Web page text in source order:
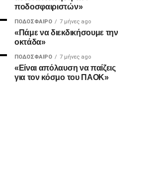
ποδοσφαιριστών»
ΠΟΔΌΣΦΑΙΡΟ 7 μήνες ago
«Πάμε να διεκδικήσουμε την
οκτάδα»
ΠΟΔΌΣΦΑΙΡΟ 7 μήνες ago
«Είναι απόλαυση να παίζεις
για τον κόσμο του ΠΑΟΚ»